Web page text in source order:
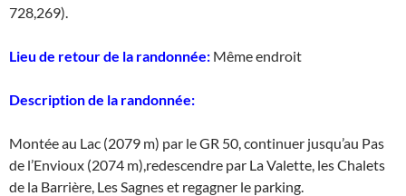
728,269).
Lieu de retour de la randonnée: Même endroit
Description de la randonnée:
Montée au Lac (2079 m) par le GR 50, continuer jusqu’au Pas
de l’Envioux (2074 m),redescendre par La Valette, les Chalets
de la Barrière, Les Sagnes et regagner le parking.